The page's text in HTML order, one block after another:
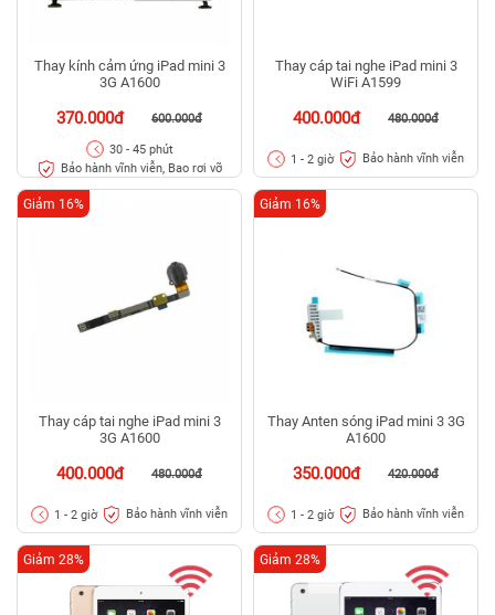
Thay kính cảm ứng iPad mini 3
3G A1600
370.000đ 600.000đ
30 - 45 phút
Bảo hành vĩnh viễn, Bao rơi vỡ
Thay cáp tai nghe iPad mini 3
WiFi A1599
400.000đ 480.000đ
1 - 2 giờ Bảo hành vĩnh viễn
Thay cáp tai nghe iPad mini 3
3G A1600
400.000đ 480.000đ
Giảm 16%
1 - 2 giờ Bảo hành vĩnh viễn
Thay Anten sóng iPad mini 3 3G
A1600
350.000đ 420.000đ
Giảm 16%
1 - 2 giờ Bảo hành vĩnh viễn
Giảm 28% Giảm 28%